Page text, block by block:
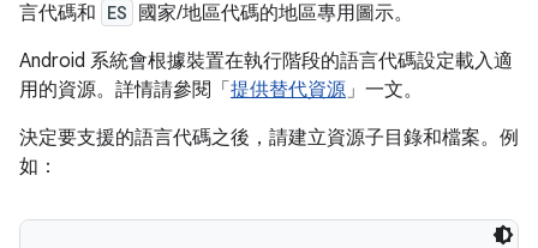
言代碼和 ES
國家/地區代碼的地區專用圖示。
Android 系統會根據裝置在執行階段的語言代碼設定載入適
用的資源。詳情請參閱「 提供替代資源」一文。
決定要支援的語言代碼之後，請建立資源子目錄和檔案。例
如：